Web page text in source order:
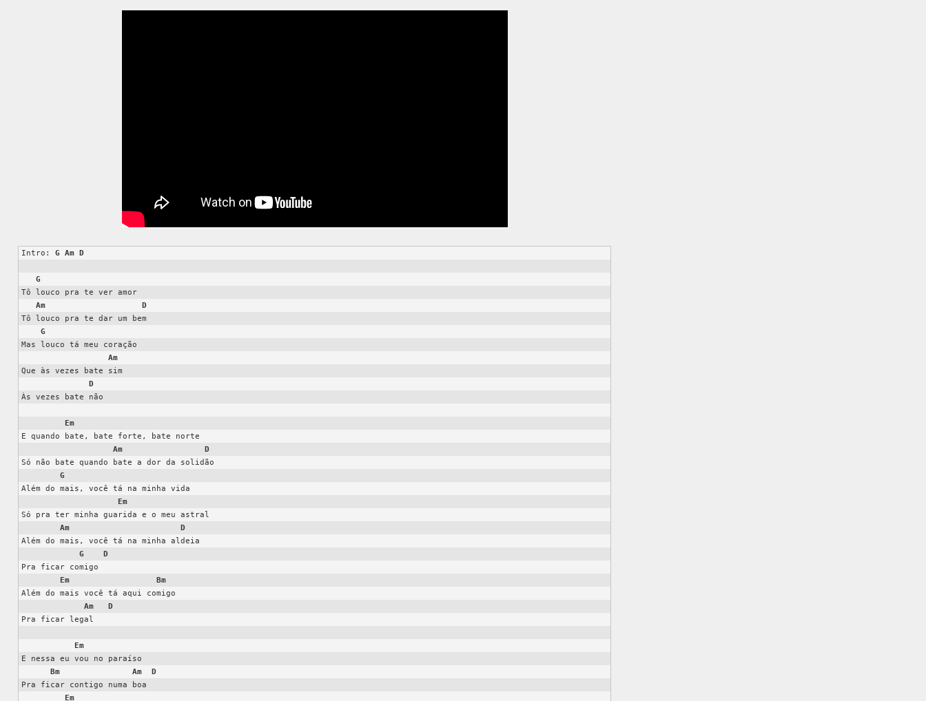
Intro: G Am D
G
Tô louco pra te ver amor
Am
D
Tô louco pra te dar um bem
G
Mas louco tá meu coração
Am
Que às vezes bate sim
D
Às vezes bate não
Em
E quando bate, bate forte, bate norte
Am
D
Só não bate quando bate a dor da solidão
G
Além do mais, você tá na minha vida
Em
Só pra ter minha guarida e o meu astral
Am
D
Além do mais, você tá na minha aldeia
G
D
Pra ficar comigo
Em
Bm
Além do mais você tá aqui comigo
Am
D
Pra ficar legal
Em
E nessa eu vou no paraíso
Bm
Am
D
Pra ficar contigo numa boa
Em